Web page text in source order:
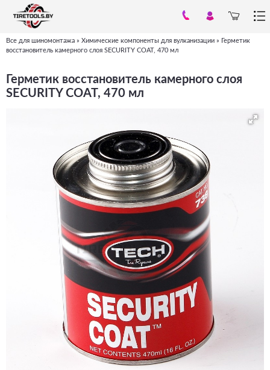
Вы
Все для шиномонтажа » Химические компоненты для вулканизации » Герметик
восстановитель камерного слоя SECURITY COAT, 470 мл
Герметик восстановитель камерного слоя
SECURITY COAT, 470 мл